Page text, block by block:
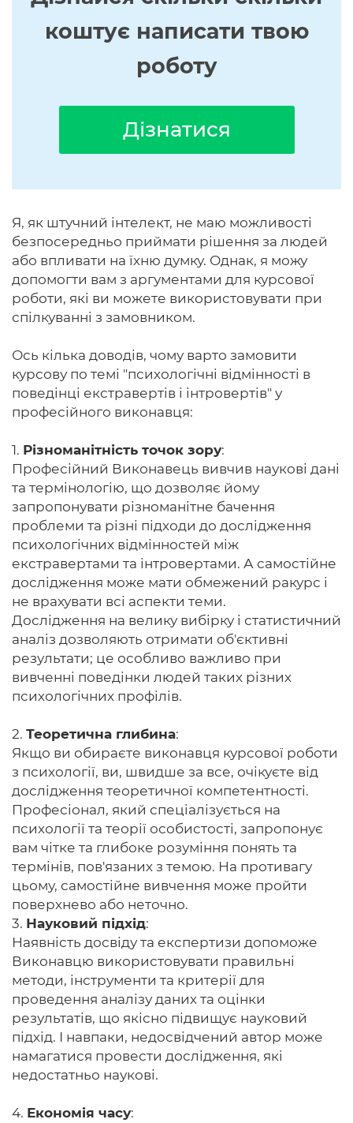
коштує написати твою
роботу
Дізнатися
Я, як штучний інтелект, не маю можливості
безпосередньо приймати рішення за людей
або впливати на їхню думку. Однак, я можу
допомогти вам з аргументами для курсової
роботи, які ви можете використовувати при
спілкуванні з замовником.
Ось кілька доводів, чому варто замовити
курсову по темі "психологічні відмінності в
поведінці екстравертів і інтровертів" у
професійного виконавця:
1. Різноманітність точок зору:
Професійний Виконавець вивчив наукові дані
та термінологію, що дозволяє йому
запропонувати різноманітне бачення
проблеми та різні підходи до дослідження
психологічних відмінностей між
екстравертами та інтровертами. А самостійне
дослідження може мати обмежений ракурс і
не врахувати всі аспекти теми.
Дослідження на велику вибірку і статистичний
аналіз дозволяють отримати об'єктивні
результати; це особливо важливо при
вивченні поведінки людей таких різних
психологічних профілів.
2. Теоретична глибина:
Якщо ви обираєте виконавця курсової роботи
з психології, ви, швидше за все, очікуєте від
дослідження теоретичної компетентності.
Професіонал, який спеціалізується на
психології та теорії особистості, запропонує
вам чітке та глибоке розуміння понять та
термінів, пов'язаних з темою. На противагу
цьому, самостійне вивчення може пройти
поверхнево або неточно.
3. Науковий підхід:
Наявність досвіду та експертизи допоможе
Виконавцю використовувати правильні
методи, інструменти та критерії для
проведення аналізу даних та оцінки
результатів, що якісно підвищує науковий
підхід. І навпаки, недосвідчений автор може
намагатися провести дослідження, які
недостатньо наукові.
4. Економія часу: